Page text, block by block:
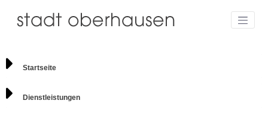
Startseite
Dienstleistungen